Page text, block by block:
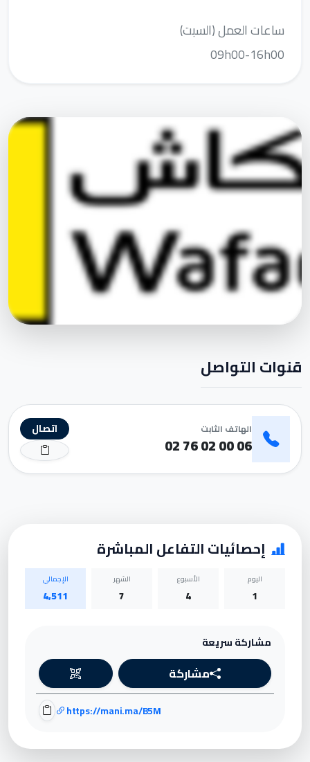
ساعات العمل (السبت)
09h00-16h00
قنوات التواصل
الهاتف الثابت
06 00 02 76 02
اتصال
إحصائيات التفاعل المباشرة
اليوم
1
الأسبوع
4
الشهر
7
الإجمالي
4,511
مشاركة سريعة
مشاركة
https://mani.ma/B5M